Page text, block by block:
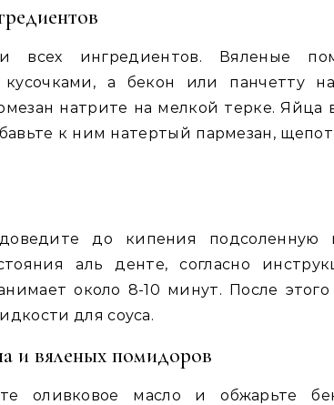
всех ингредиентов. Вяленые
а бекон или панчетту
натрите на мелкой терке. Яйца
к ним натертый пармезан,
до кипения подсоленную
аль денте, согласно
около 8-10 минут. После этого
для соуса.
и вяленых помидоров
оливковое масло и обжарьте